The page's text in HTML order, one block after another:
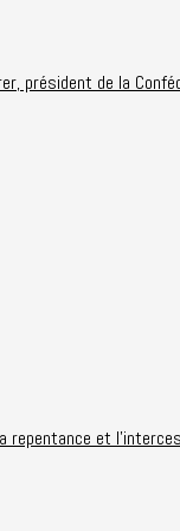
président de la
repentance et